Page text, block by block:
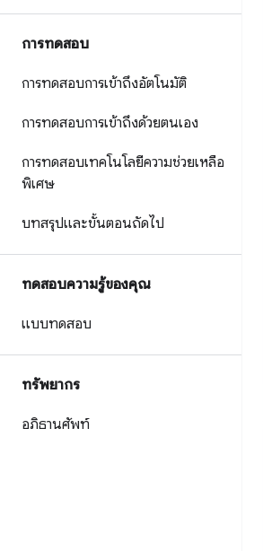
การทดสอบ
การทดสอบการเข้าถึงอัตโนมัติ
การทดสอบการเข้าถึงด้วยตนเอง
การทดสอบเทคโนโลยีความช่วยเหลือ
พิเศษ
บทสรุปและขั้นตอนถัดไป
ทดสอบความรู้ของคุณ
แบบทดสอบ
ทรัพยากร
อภิธานศัพท์